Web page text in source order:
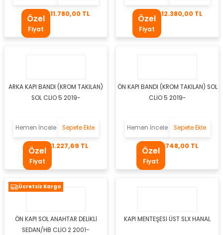
Özel
Fiyat
11.780,00 TL Özel
Fiyat
12.380,00 TL
ARKA KAPI BANDI (KROM TAKILAN)
SOL CLİO 5 2019-
Hemen İncele Sepete Ekle
Özel
Fiyat
1.227,69 TL
ÖN KAPI BANDI (KROM TAKILAN) SOL
CLİO 5 2019-
Hemen İncele Sepete Ekle
Özel
Fiyat
748,00 TL
Ücretsiz Kargo
ÖN KAPI SOL ANAHTAR DELİKLİ
SEDAN/HB CLİO 2 2001-
KAPI MENTEŞESİ ÜST SLX HANAL